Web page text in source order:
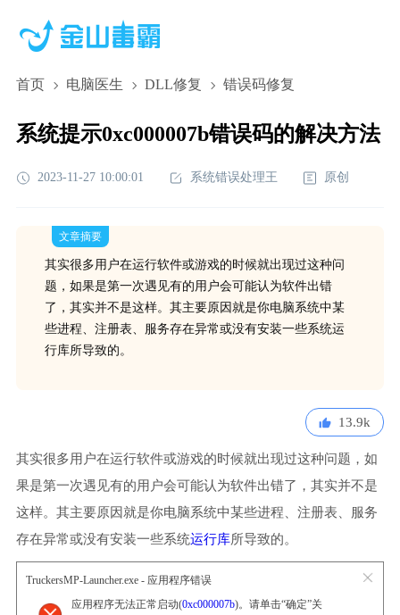
首页 电脑医生 DLL修复 错误码修复
系统提示0xc000007b错误码的解决方法
2023-11-27 10:00:01 系统错误处理王 原创
文章摘要
其实很多用户在运行软件或游戏的时候就出现过这种问
题，如果是第一次遇见有的用户会可能认为软件出错
了，其实并不是这样。其主要原因就是你电脑系统中某
些进程、注册表、服务存在异常或没有安装一些系统运
行库所导致的。
13.9k
其实很多用户在运行软件或游戏的时候就出现过这种问题，如
果是第一次遇见有的用户会可能认为软件出错了，其实并不是
这样。其主要原因就是你电脑系统中某些进程、注册表、服务
存在异常或没有安装一些系统运行库所导致的。
TruckersMP-Launcher.exe - 应用程序错误
应用程序无法正常启动(0xc000007b)。请单击“确定”关